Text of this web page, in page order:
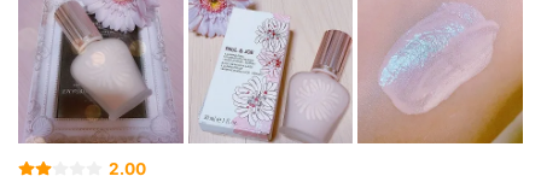
2.00